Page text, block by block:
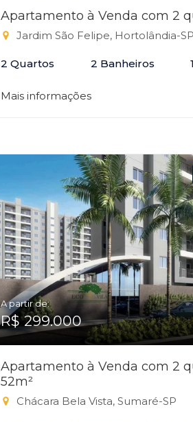
Apartamento à Venda com 2
Jardim São Felipe, Hortolândia-SP
2 Quartos 2 Banheiros
Mais informações
A partir de:
R$ 299.000
Apartamento à Venda com 2
52m²
Chácara Bela Vista, Sumaré-SP